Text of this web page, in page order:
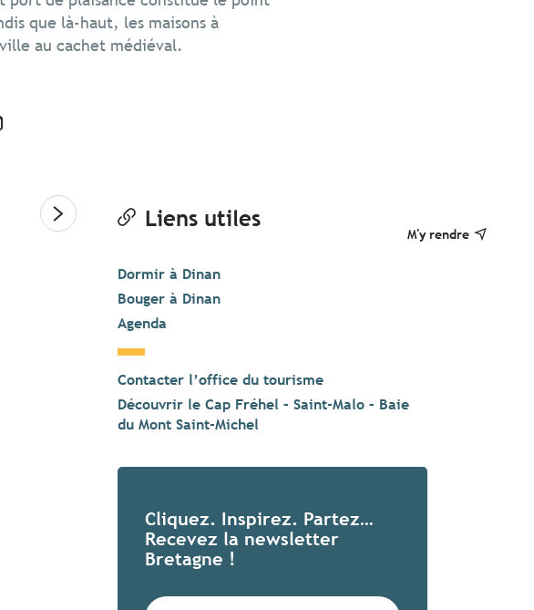
M'y rendre
que là-haut, les maisons à
au cachet médiéval.
Liens utiles
Dormir à Dinan
Bouger à Dinan
Agenda
Contacter l’office du tourisme
Découvrir le Cap Fréhel – Saint-Malo – Baie
du Mont Saint-Michel
Cliquez. Inspirez. Partez…
Recevez la newsletter
Bretagne !